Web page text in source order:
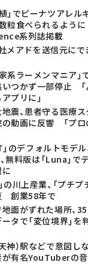
」でピーナツアレル
粒食べられるよう
系列誌掲載
メアドを送信元に
系ラーメンマニア」
つかず一部停止 「
プリに」
地震、患者守る医療
動画に反響 「プロ
」のデフォルトモデ
無料版は「Luna」で
の川上産業、「プチプ
創業58年で
面がずれた場所、
タで「変位境界」
神）駅などで意図し
有名YouTuberの音